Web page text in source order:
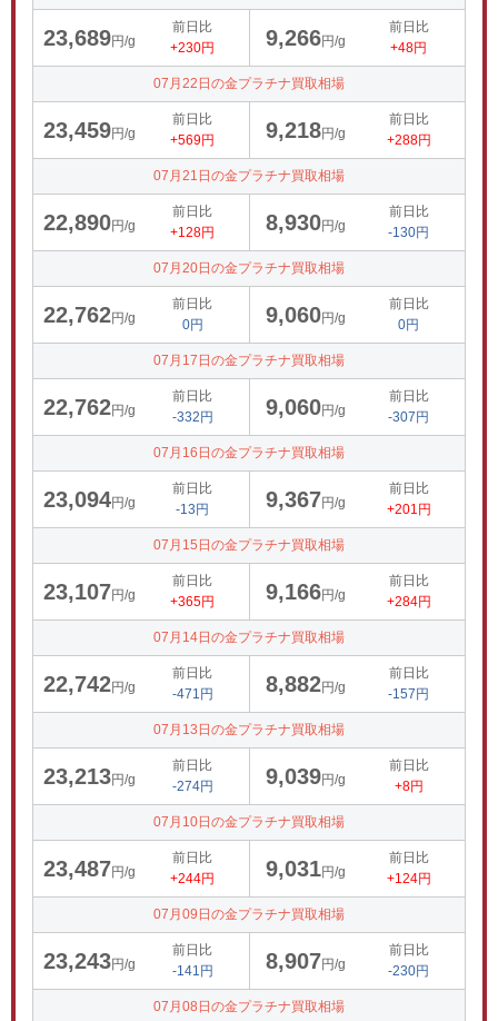
23,689円/g
前日比
+230円
9,266円/g
前日比
+48円
07月22日の金プラチナ買取相場
23,459円/g
前日比
+569円
9,218円/g
前日比
+288円
07月21日の金プラチナ買取相場
22,890円/g
前日比
+128円
8,930円/g
前日比
-130円
07月20日の金プラチナ買取相場
22,762円/g
前日比
0円
9,060円/g
前日比
0円
07月17日の金プラチナ買取相場
22,762円/g
前日比
-332円
9,060円/g
前日比
-307円
07月16日の金プラチナ買取相場
23,094円/g
前日比
-13円
9,367円/g
前日比
+201円
07月15日の金プラチナ買取相場
23,107円/g
前日比
+365円
9,166円/g
前日比
+284円
07月14日の金プラチナ買取相場
22,742円/g
前日比
-471円
8,882円/g
前日比
-157円
07月13日の金プラチナ買取相場
23,213円/g
前日比
-274円
9,039円/g
前日比
+8円
07月10日の金プラチナ買取相場
23,487円/g
前日比
+244円
9,031円/g
前日比
+124円
07月09日の金プラチナ買取相場
23,243円/g
前日比
-141円
8,907円/g
前日比
-230円
07月08日の金プラチナ買取相場